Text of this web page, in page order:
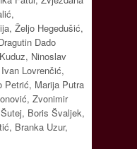
Željo Hegedušić,
Dado
Ninoslav
Lovrenčić,
Petrić, Marija Putra
Zvonimir
Boris Švaljek,
Branka Uzur,